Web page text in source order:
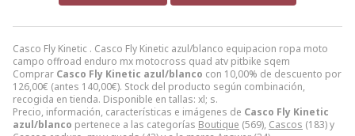
Casco Fly Kinetic . Casco Fly Kinetic azul/blanco equipacion ropa moto
campo offroad enduro mx motocross quad atv pitbike sqem
Comprar Casco Fly Kinetic azul/blanco con 10,00% de descuento por
126,00€ (antes 140,00€). Stock del producto según combinación,
recogida en tienda. Disponible en tallas: xl; s.
Precio, información, características e imágenes de Casco Fly Kinetic
azul/blanco pertenece a las categorías Boutique (569), Cascos (183) y